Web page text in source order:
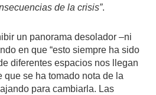
de la crisis”.
un panorama desolador –ni
en que “esto siempre ha sido
diferentes espacios nos llegan
que se ha tomado nota de la
para cambiarla. Las